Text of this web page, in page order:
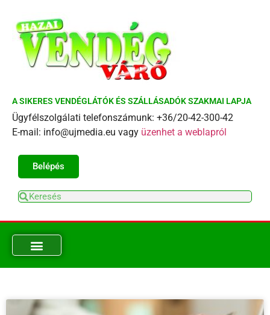
A SIKERES VENDÉGLÁTÓK ÉS SZÁLLÁSADÓK SZAKMAI LAPJA
Ügyfélszolgálati telefonszámunk: +36/20-42-300-42
E-mail: info@ujmedia.eu vagy üzenhet a weblapról
Belépés